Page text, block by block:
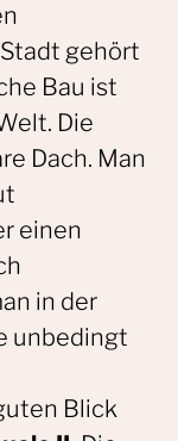
gehört
Bau ist
Die
Dach. Man
einen
in der
unbedingt
Blick